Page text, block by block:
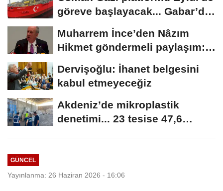
göreve başlayacak... Gabar’da
Muharrem İnce’den Nâzım
Hikmet göndermeli paylaşım:
Vatan hainliğine...
Dervişoğlu: İhanet belgesini
kabul etmeyeceğiz
Akdeniz’de mikroplastik
denetimi... 23 tesise 47,6
GÜNCEL
Yayınlanma: 26 Haziran 2026 - 16:06